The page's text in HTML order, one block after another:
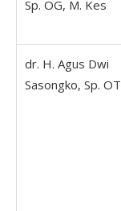
Sp. OG, M. Kes
dr. H. Agus Dwi
Sasongko, Sp. OT